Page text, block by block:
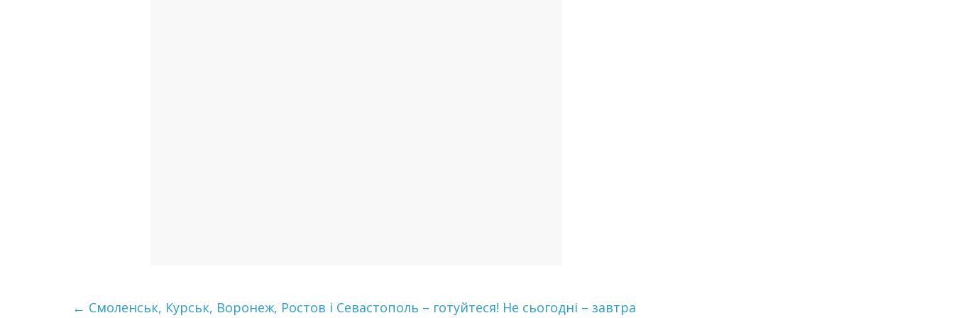
← Смoлeнcьк, Куpcьк, Вopoнeж, Рocтoв i Сeвacтoпoль – готуйтеся! Не сьогодні – завтра